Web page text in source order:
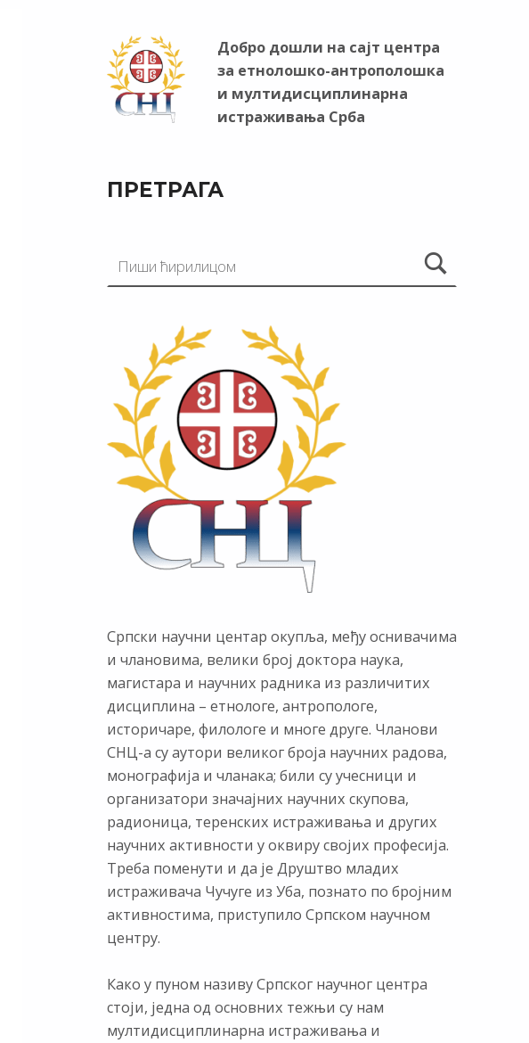
Добро дошли на сајт центра
за етнолошко-антрополошка
и мултидисциплинарна
истраживања Срба
ПРЕТРАГА
Српски научни центар окупља, међу оснивачима
и члановима, велики број доктора наука,
магистара и научних радника из различитих
дисциплина – етнологе, антропологе,
историчаре, филологе и многе друге. Чланови
СНЦ-а су аутори великог броја научних радова,
монографија и чланака; били су учесници и
организатори значајних научних скупова,
радионица, теренских истраживања и других
научних активности у оквиру својих професија.
Треба поменути и да је Друштво младих
истраживача Чучуге из Уба, познато по бројним
активностима, приступило Српском научном
центру.
Како у пуном називу Српског научног центра
стоји, једна од основних тежњи су нам
мултидисциплинарна истраживања и